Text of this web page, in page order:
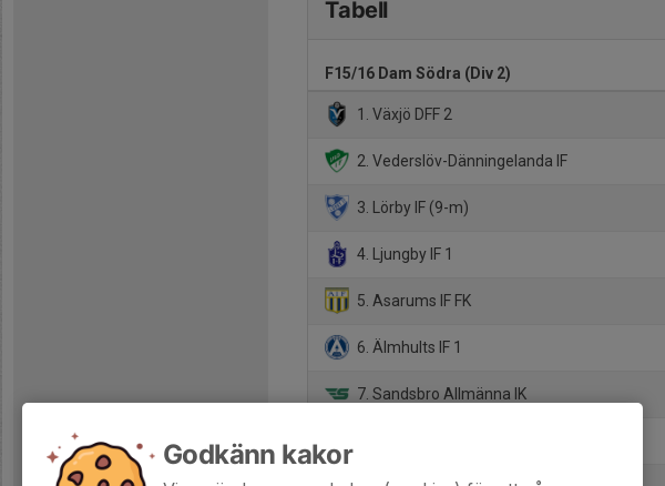
Tabell
F15/16 Dam Södra (Div 2)
1. Växjö DFF 2
2. Vederslöv-Dänningelanda IF
3. Lörby IF (9-m)
4. Ljungby IF 1
5. Asarums IF FK
6. Älmhults IF 1
7. Sandsbro Allmänna IK
Godkänn kakor